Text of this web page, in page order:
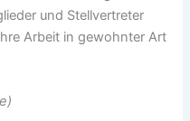
und Stellvertreter
Arbeit in gewohnter Art